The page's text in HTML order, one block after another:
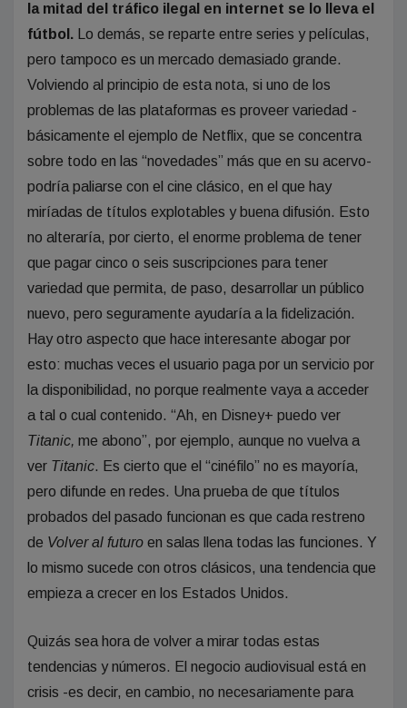
la mitad del tráfico ilegal en internet se lo lleva el
fútbol. Lo demás, se reparte entre series y películas,
pero tampoco es un mercado demasiado grande.
Volviendo al principio de esta nota, si uno de los
problemas de las plataformas es proveer variedad -
básicamente el ejemplo de Netflix, que se concentra
sobre todo en las “novedades” más que en su acervo-
podría paliarse con el cine clásico, en el que hay
miríadas de títulos explotables y buena difusión. Esto
no alteraría, por cierto, el enorme problema de tener
que pagar cinco o seis suscripciones para tener
variedad que permita, de paso, desarrollar un público
nuevo, pero seguramente ayudaría a la fidelización.
Hay otro aspecto que hace interesante abogar por
esto: muchas veces el usuario paga por un servicio por
la disponibilidad, no porque realmente vaya a acceder
a tal o cual contenido. “Ah, en Disney+ puedo ver
Titanic, me abono”, por ejemplo, aunque no vuelva a
ver Titanic. Es cierto que el “cinéfilo” no es mayoría,
pero difunde en redes. Una prueba de que títulos
probados del pasado funcionan es que cada restreno
de Volver al futuro en salas llena todas las funciones. Y
lo mismo sucede con otros clásicos, una tendencia que
empieza a crecer en los Estados Unidos.
Quizás sea hora de volver a mirar todas estas
tendencias y números. El negocio audiovisual está en
crisis -es decir, en cambio, no necesariamente para